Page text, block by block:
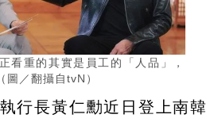
看重的其實是員工的「人品」，
圖／翻攝自tvN）
行長黃仁勳近日登上南韓